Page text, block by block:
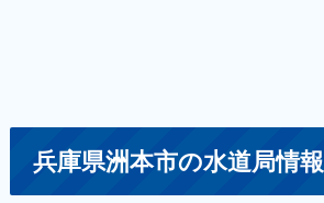
兵庫県洲本市の水道局情報